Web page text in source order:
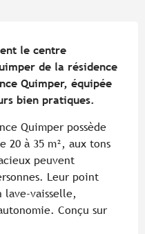
le centre
de la résidence
Quimper, équipée
bien pratiques.
Quimper possède
20 à 35 m², aux tons
peuvent
Leur point
lave-vaisselle,
Conçu sur